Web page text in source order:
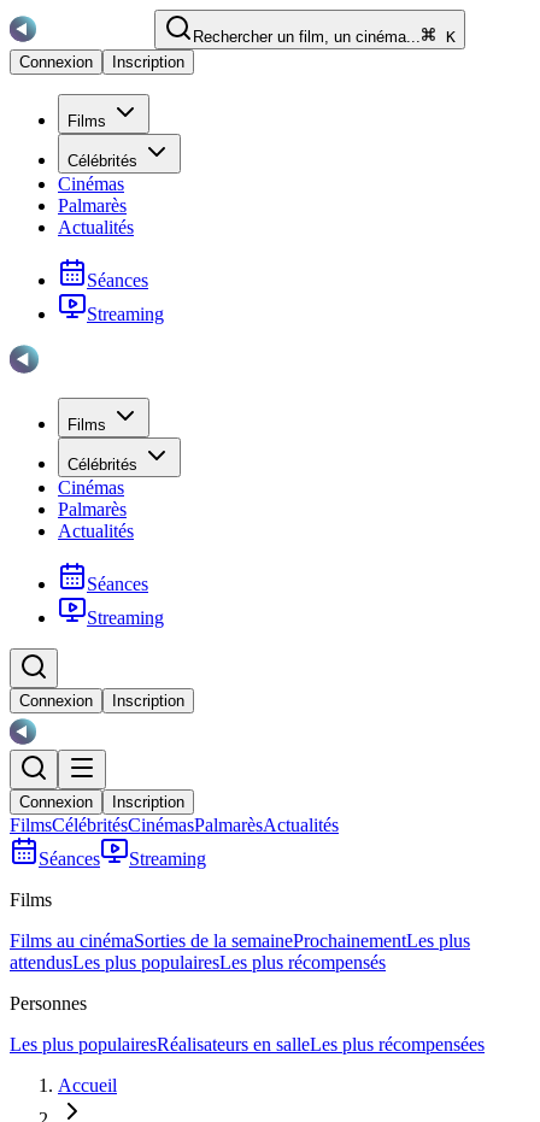
Rechercher un film, un cinéma...
K
Connexion
Inscription
Films
Célébrités
Cinémas
Palmarès
Actualités
Séances
Streaming
Films
Célébrités
Cinémas
Palmarès
Actualités
Séances
Streaming
Connexion Inscription
Connexion Inscription
FilmsCélébritésCinémasPalmarèsActualités
Séances
Streaming
Films
Films au cinémaSorties de la semaineProchainementLes plus
attendusLes plus populairesLes plus récompensés
Personnes
Les plus populairesRéalisateurs en salleLes plus récompensées
Accueil